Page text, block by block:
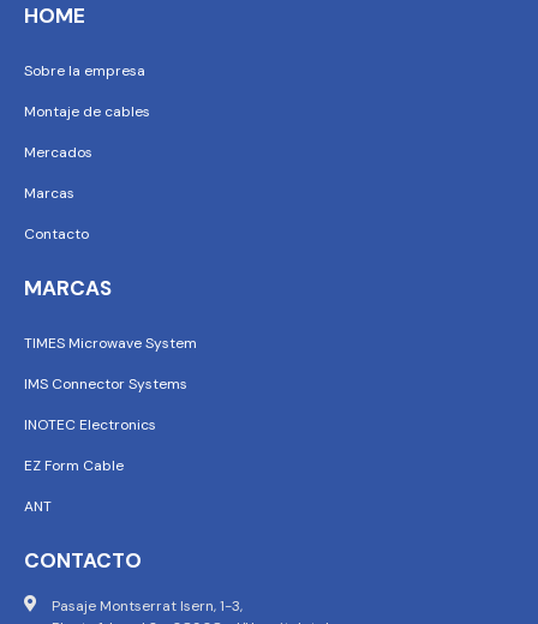
HOME
Sobre la empresa
Montaje de cables
Mercados
Marcas
Contacto
MARCAS
TIMES Microwave System
IMS Connector Systems
INOTEC Electronics
EZ Form Cable
ANT
CONTACTO
Pasaje Montserrat Isern, 1-3,